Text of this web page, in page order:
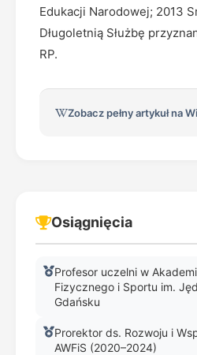
Edukacji Narodowej; 2013
Długoletnią Służbę
RP.
Zobacz pełny artykuł na
Osiągnięcia
Profesor uczelni w
Fizycznego i Sportu im.
Gdańsku
Prorektor ds. Rozwoju i
AWFiS (2020–2024)